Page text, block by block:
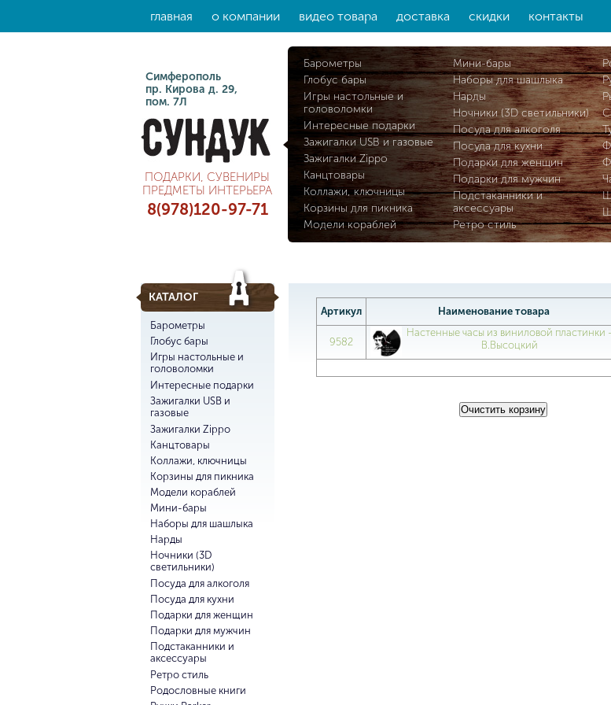
главная о компании видео товара доставка скидки контакты
Симферополь
пр. Кирова д. 29,
пом. 7Л
ПОДАРКИ, СУВЕНИРЫ
ПРЕДМЕТЫ ИНТЕРЬЕРА
8(978)120-97-71
Барометры
Глобус бары
Игры настольные и
головоломки
Интересные подарки
Зажигалки USB и газовые
Зажигалки Zippo
Канцтовары
Коллажи, ключницы
Корзины для пикника
Модели кораблей
Мини-бары
Наборы для шашлыка
Нарды
Ночники (3D светильники)
Посуда для алкоголя
Посуда для кухни
Подарки для женщин
Подарки для мужчин
Подстаканники и
аксессуары
Ретро стиль
КАТАЛОГ
Барометры
Глобус бары
Игры настольные и
головоломки
Интересные подарки
Зажигалки USB и
газовые
Зажигалки Zippo
Канцтовары
Коллажи, ключницы
Корзины для пикника
Модели кораблей
Мини-бары
Наборы для шашлыка
Нарды
Ночники (3D
светильники)
Посуда для алкоголя
Посуда для кухни
Подарки для женщин
Подарки для мужчин
Подстаканники и
аксессуары
Ретро стиль
Родословные книги
Артикул Наименование товара
9582
Настенные часы из виниловой пластинки -
В.Высоцкий